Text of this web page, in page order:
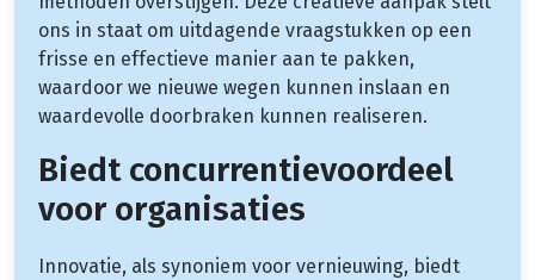
ons in staat om uitdagende vraagstukken op een
frisse en effectieve manier aan te pakken,
waardoor we nieuwe wegen kunnen inslaan en
waardevolle doorbraken kunnen realiseren.
Biedt concurrentievoordeel
voor organisaties
Innovatie, als synoniem voor vernieuwing, biedt